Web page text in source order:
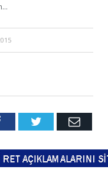
FacebookTwitter Email